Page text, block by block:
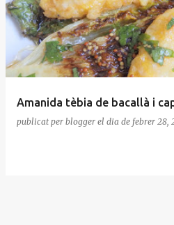
t
d
Amanida tèbia de bacallà i
publicat per blogger el dia de febrer 28,